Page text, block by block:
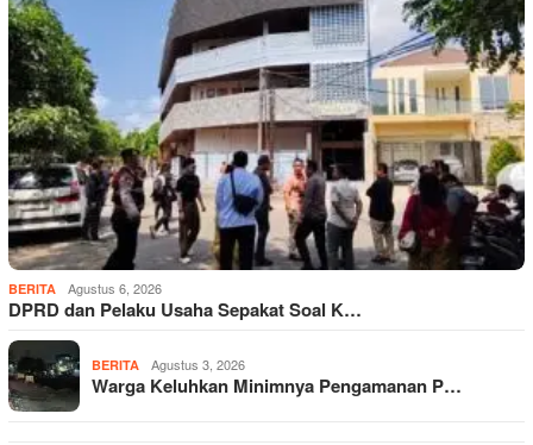
BERITA Agustus 6, 2026
DPRD dan Pelaku Usaha Sepakat Soal K…
BERITA Agustus 3, 2026
Warga Keluhkan Minimnya Pengamanan P…